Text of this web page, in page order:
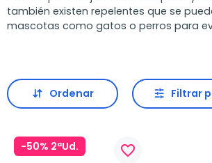
también existen repelentes que se
mascotas como gatos o perros para
Ordenar Filtrar
-50% 2ªUd. favorite_border